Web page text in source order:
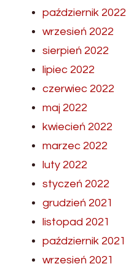
październik 2022
wrzesień 2022
sierpień 2022
lipiec 2022
czerwiec 2022
maj 2022
kwiecień 2022
marzec 2022
luty 2022
styczeń 2022
grudzień 2021
listopad 2021
październik 2021
wrzesień 2021